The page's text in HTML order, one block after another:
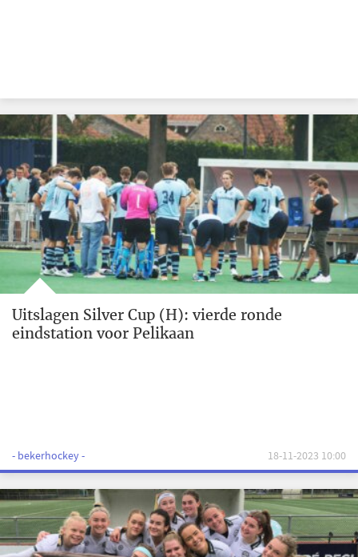
Uitslagen Silver Cup (H): vierde ronde
eindstation voor Pelikaan
- bekerhockey - 18-11-2023 10:00